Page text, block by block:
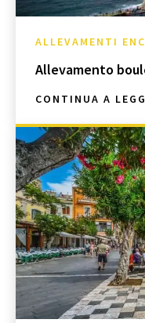
ALLEVAMENTI
Allevamento
CONTINUA A